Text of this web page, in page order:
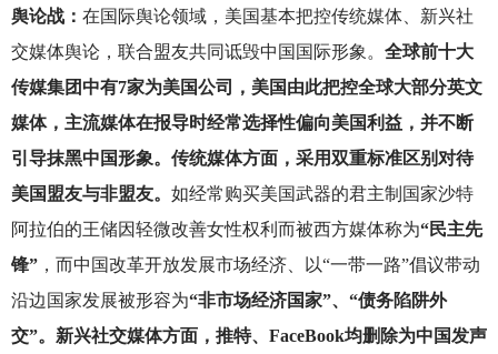
舆论战： 在国际舆论领域，美国基本把控传统媒体、新兴社
交媒体舆论，联合盟友共同诋毁中国国际形象。 全球前十大
传媒集团中有7家为美国公司，美国由此把控全球大部分英文
媒体，主流媒体在报导时经常选择性偏向美国利益，并不断
引导抹黑中国形象。传统媒体方面，采用双重标准区别对待
美国盟友与非盟友。 如经常购买美国武器的君主制国家沙特
阿拉伯的王储因轻微改善女性权利而被西方媒体称为“民主先
锋”，而中国改革开放发展市场经济、以“一带一路”倡议带动
沿边国家发展被形容为“非市场经济国家”、“债务陷阱外
交”。新兴社交媒体方面，推特、FaceBook均删除为中国发声